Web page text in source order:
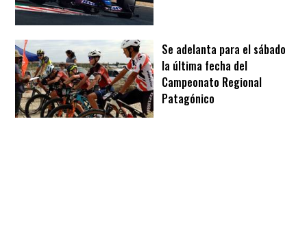
Se adelanta para el sábado
la última fecha del
Campeonato Regional
Patagónico